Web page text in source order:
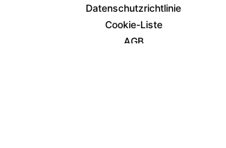
Datenschutzrichtlinie
Cookie-Liste
AGB